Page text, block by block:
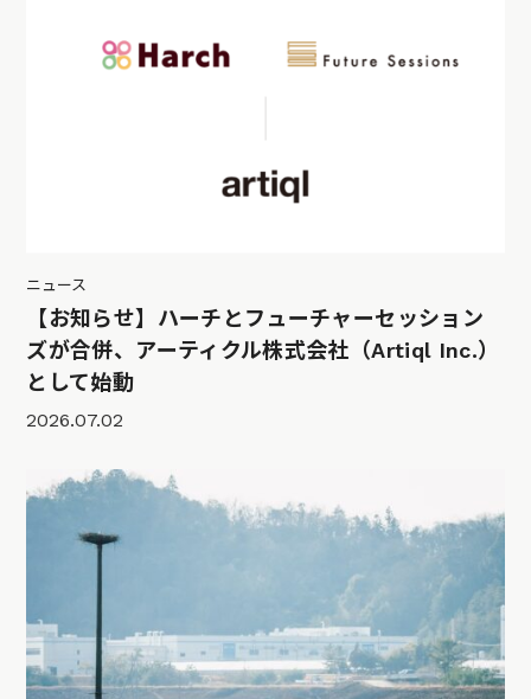
ニュース
【お知らせ】ハーチとフューチャーセッション
ズが合併、アーティクル株式会社（Artiql Inc.）
として始動
2026.07.02